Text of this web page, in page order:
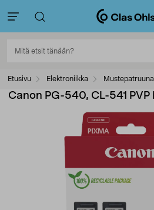
Etusivu Elektroniikka
Canon PG-540, CL-541